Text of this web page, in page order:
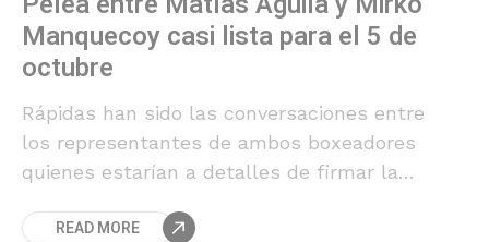
Manquecoy casi lista para el 5 de
octubre
Rápidas han sido las conversaciones entre
los representantes de ambos boxeadores
quienes estarían a detalles de firmar la
READ MORE